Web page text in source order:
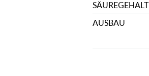
SÄUREGEHALT
AUSBAU